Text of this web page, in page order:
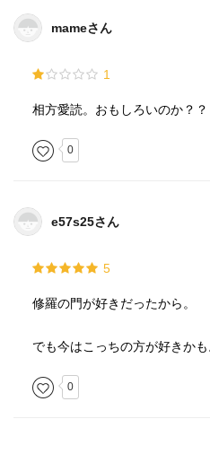
mameさん
1
相方愛読。おもしろいのか？
0
e57s25さん
5
修羅の門が好きだったから。
でも今はこっちの方が好きかも
0